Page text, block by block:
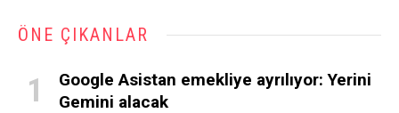
ÖNE ÇIKANLAR
Google Asistan emekliye ayrılıyor: Yerini
Gemini alacak